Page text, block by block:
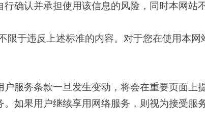
确认并承担使用该信息的风险，同时本网站
限于违反上述标准的内容。对于您在使用本网
务条款一旦发生变动，将会在重要页面上
如果用户继续享用网络服务，则视为接受服